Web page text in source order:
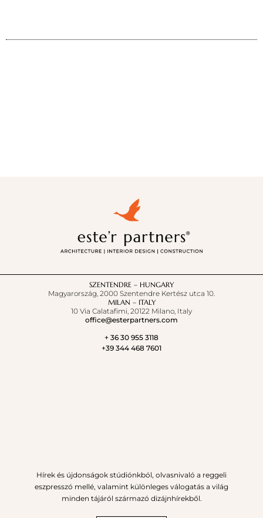
SZENTENDRE – HUNGARY
Magyarország, 2000 Szentendre Kertész utca 10.
MILAN – ITALY
10 Via Calatafimi, 20122 Milano, Italy
office@esterpartners.com
+ 36 30 955 3118
+39 344 468 7601
Hírek és újdonságok stúdiónkból, olvasnivaló a reggeli
eszpresszó mellé, valamint különleges válogatás a világ
minden tájáról származó dizájnhírekből.